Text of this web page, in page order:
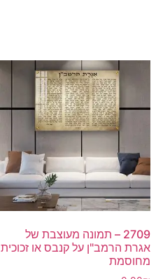
2709 – תמונה מעוצבת של
אגרת הרמב"ן על קנבס או זכוכית
מחוסמת